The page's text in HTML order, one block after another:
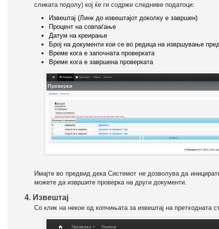
сликата подолу) кој ќе ги содржи следниве податоци:
Извештај (Линк до извештајот доколку е завршен)
Процент на совпаѓање
Датум на креирање
Број на документи кои се во редица на извршување
Време кога е започната проверката
Време кога е завршена проверката
Имајте во предвид дека Системот не дозволува да
можете да извршите проверка на други документи.
4. Извештај
Со клик на некое од копчињата за извештај на претходната